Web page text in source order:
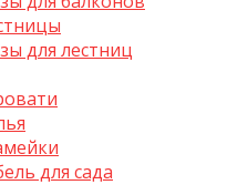
для лестниц
для сада